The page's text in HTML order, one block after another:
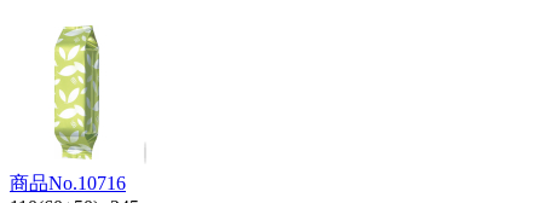
商品No.10716